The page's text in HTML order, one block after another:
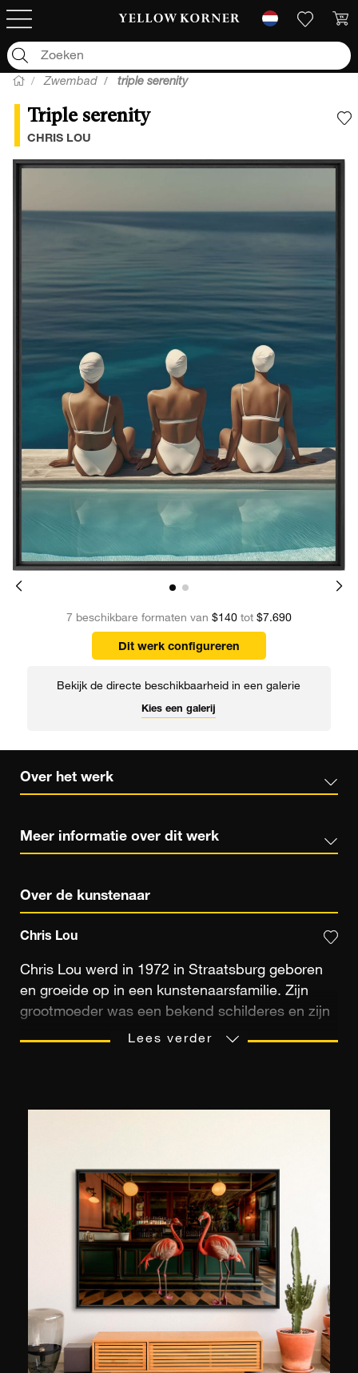
Zwembad triple serenity
Triple serenity
CHRIS LOU
7 beschikbare formaten van $140 tot $7.690
Dit werk configureren
Bekijk de directe beschikbaarheid in een galerie
Kies een galerij
Over het werk
Meer informatie over dit werk
Over de kunstenaar
Chris Lou
Chris Lou werd in 1972 in Straatsburg geboren
en groeide op in een kunstenaarsfamilie. Zijn
grootmoeder was een bekend schilderes en zijn
moeder werkte als styliste voor grote
fotografen, laat Chris Lou zijn creativiteit de vrije
loop in het kader van persoonlijke projecten. Van
achter de lens van zijn analoge of digitale
camera maakt hij unieke beelden, geïnspireerd
door design, mode en tijdloze vrouwelijke
schoonheid.
Lees verder